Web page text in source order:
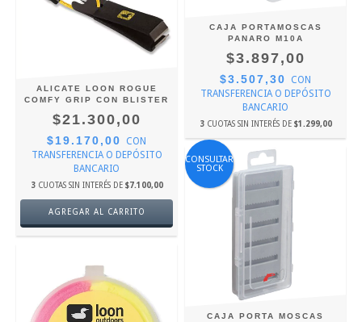
ALICATE LOON ROGUE
COMFY GRIP CON BLISTER
$21.300,00
$19.170,00
CON
TRANSFERENCIA O DEPÓSITO
BANCARIO
3 CUOTAS SIN INTERÉS DE $7.100,00
CAJA PORTAMOSCAS
PANARO M10A
$3.897,00
$3.507,30
CON
TRANSFERENCIA O DEPÓSITO
BANCARIO
3 CUOTAS SIN INTERÉS DE $1.299,00
CONSULTAR
STOCK
CAJA PORTA MOSCAS